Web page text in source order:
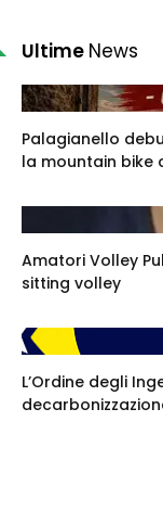
Ultime News
Palagianello
la mountain bike
Amatori Volley
sitting volley
L’Ordine degli